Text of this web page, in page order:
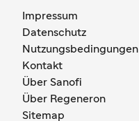
Impressum
Datenschutz
Nutzungsbedingungen
Kontakt
Über Sanofi
Über Regeneron
Sitemap